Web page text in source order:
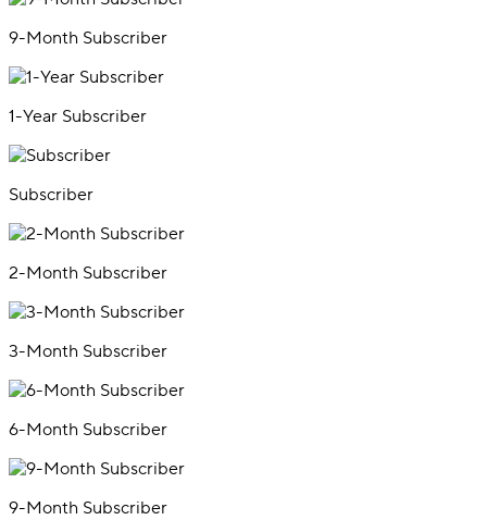
9-Month Subscriber
1-Year Subscriber
Subscriber
2-Month Subscriber
3-Month Subscriber
6-Month Subscriber
9-Month Subscriber